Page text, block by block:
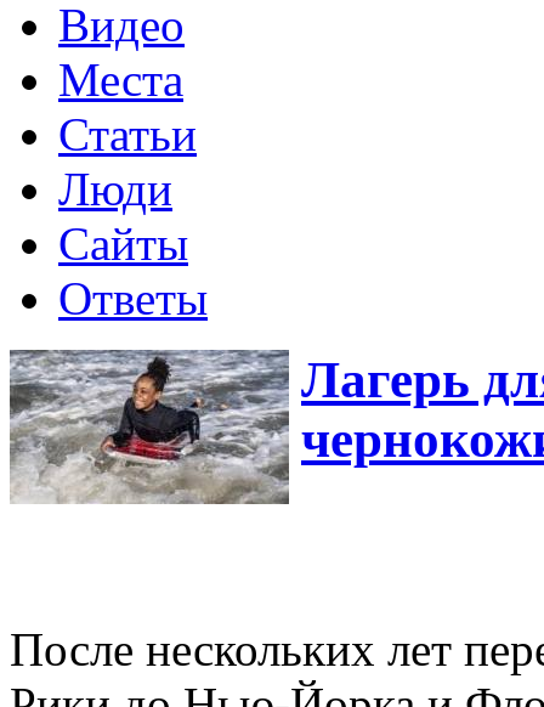
Видео
Места
Статьи
Люди
Сайты
Ответы
Лагерь
После нескольких лет